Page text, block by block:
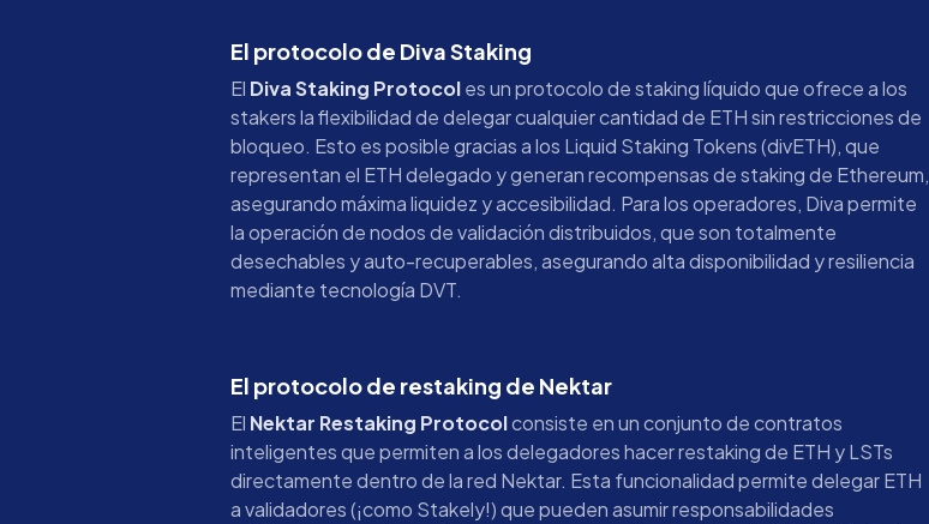
El protocolo de Diva Staking
El Diva Staking Protocoles un protocolo de staking líquido que ofrece a los
stakers la flexibilidad de delegar cualquier cantidad de ETH sin restricciones de
bloqueo. Esto es posible gracias a los Liquid Staking Tokens (divETH), que
representan el ETH delegado y generan recompensas de staking de Ethereum,
asegurando máxima liquidez y accesibilidad. Para los operadores, Diva permite
la operación de nodos de validación distribuidos, que son totalmente
desechables y auto-recuperables, asegurando alta disponibilidad y resiliencia
mediante tecnología DVT.
El protocolo de restaking de Nektar
El Nektar Restaking Protocolconsiste en un conjunto de contratos
inteligentes que permiten a los delegadores hacer restaking de ETH y LSTs
directamente dentro de la red Nektar. Esta funcionalidad permite delegar ETH
a validadores (¡como Stakely!) que pueden asumir responsabilidades